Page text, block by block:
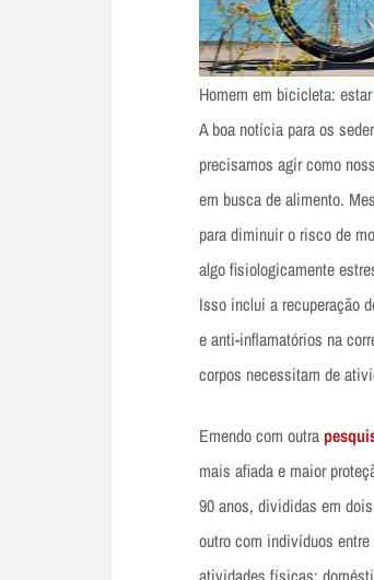
Homem em bicicleta:
A boa notícia para os
precisamos agir como
em busca de alimento.
para diminuir o risco de
algo fisiologicamente
Isso inclui a recuperação
e anti-inflamatórios na
corpos necessitam de
Emendo com outra
mais afiada e maior
90 anos, divididas em
outro com indivíduos